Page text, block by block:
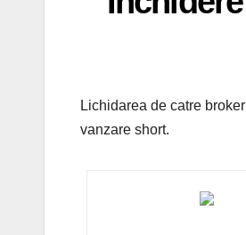
Lichidarea de catre
vanzare short.